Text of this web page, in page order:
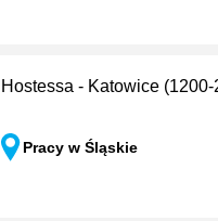
Hostessa - Katowice
Pracy w Śląskie